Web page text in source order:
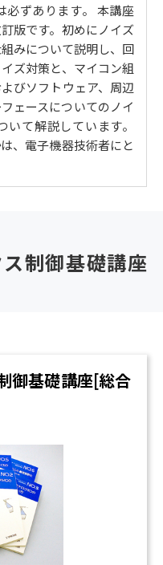
／ノイズ（サージ）によ
/ ドライバ回路とノイズ
レクタとフォトカプラ／
発生
策
外部スイッチ入力／入出
続におけるノイズ対策 /
ノイズと回路の同期化／
必ずあります。 本講座
版です。初めにノイズ
みについて説明し、回
ズ対策と、マイコン組
びソフトウェア、周辺
ェースについてのノイ
て解説しています。
、電子機器技術者にと
制御基礎講座
御基礎講座[総合